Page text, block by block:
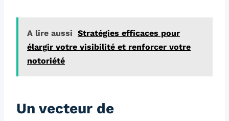
A lire aussi Stratégies efficaces pour
élargir votre visibilité et renforcer votre
notoriété
Un vecteur de